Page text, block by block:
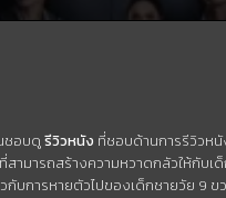
ชอบดูรีวิวหนัง ที่ชอบด้านการรีวิวห
สามารถสร้างความหวาดกลัวให้กับเ
กับการหายตัวไปของเด็กชายวัย 9